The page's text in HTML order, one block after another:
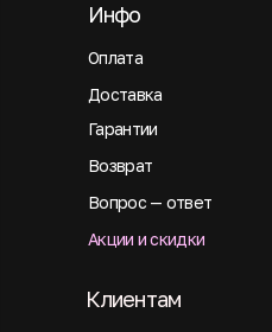
Оплата
Инфо
Доставка
Гарантии
Возврат
Вопрос — ответ
Акции и скидки
Клиентам